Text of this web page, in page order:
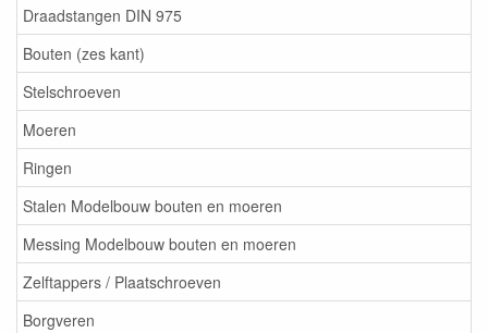
Draadstangen DIN 975
Bouten (zes kant)
Stelschroeven
Moeren
Ringen
Stalen Modelbouw bouten en moeren
Messing Modelbouw bouten en moeren
Zelftappers / Plaatschroeven
Borgveren